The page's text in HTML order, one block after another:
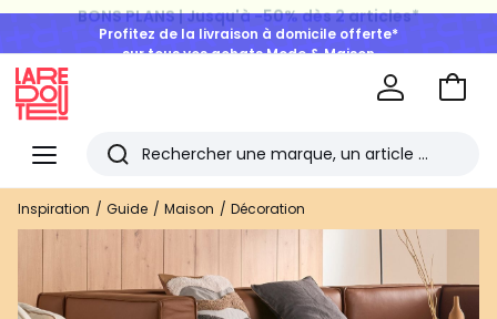
Profitez de la livraison à domicile offerte*
sur tous vos achats Mode & Maison
Menu
Redoute
Rechercher
Les
derniers
articles
consultés
Aller
Inspiration Guide Maison Décoration